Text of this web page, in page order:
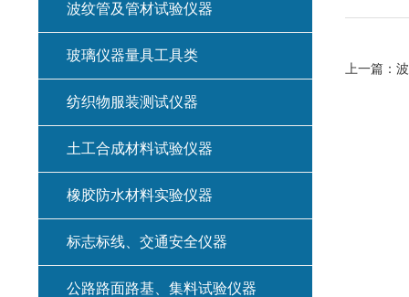
上一篇：
波纹管及管材试验仪器
玻璃仪器量具工具类
纺织物服装测试仪器
土工合成材料试验仪器
橡胶防水材料实验仪器
标志标线、交通安全仪器
公路路面路基、集料试验仪器